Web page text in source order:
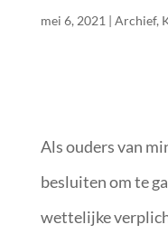
mei 6, 2021 | Archief,
Als ouders van
besluiten om te
wettelijke